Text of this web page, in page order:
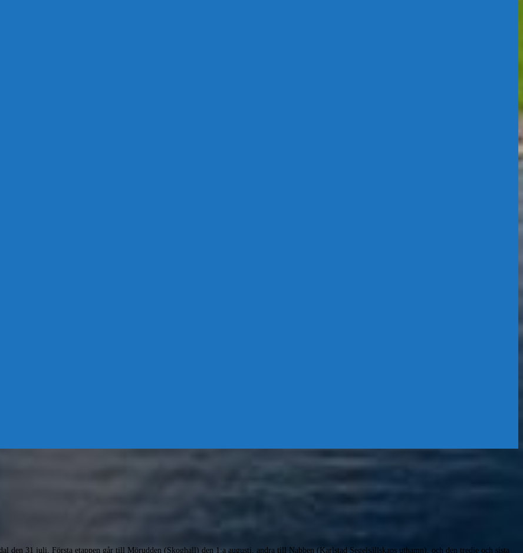
den 31 juli. Första etappen går till Mörudden (Skoghall) den 1:a augusti, andra till Nabben (Karlstad Segelsällskaps uthamn), och den tredje och sista